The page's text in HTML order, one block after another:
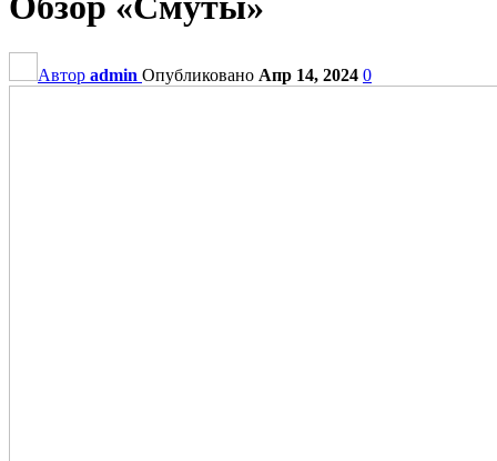
Автор admin Опубликовано Апр 14, 2024 0